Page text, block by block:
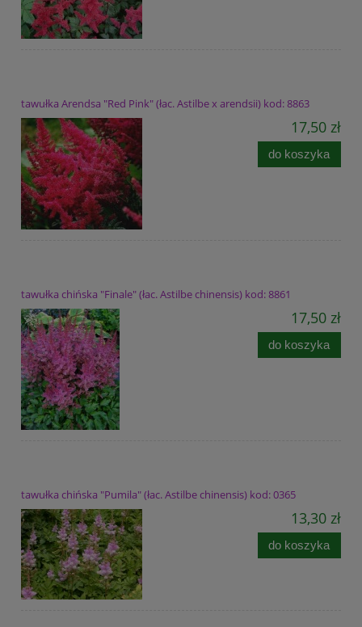
tawułka Arendsa "Red Pink" (łac. Astilbe x arendsii) kod: 8863
17,50 zł
do koszyka
tawułka chińska "Finale" (łac. Astilbe chinensis) kod: 8861
17,50 zł
do koszyka
tawułka chińska "Pumila" (łac. Astilbe chinensis) kod: 0365
13,30 zł
do koszyka